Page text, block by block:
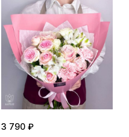
3 790 ₽